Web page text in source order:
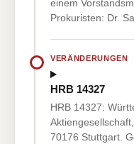
einem
Prokuristen: Dr.
VERÄNDERUNGEN
HRB 14327
HRB 14327:
70176 Stuttgart.